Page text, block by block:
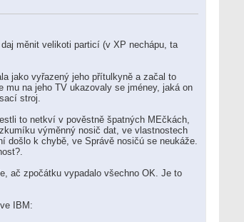
měnit velikoti particí (v XP nechápu, ta
jako vyřazený jeho přítulkyně a začal to
na jeho TV ukazovaly se jméney, jaká on
stroj.
to netkví v pověstně špatných MEčkách,
výměnný nosič dat, ve vlastnostech
došlo k chybě, ve Správě nosičú se neukáže.
ač zpočátku vypadalo všechno OK. Je to
IBM: